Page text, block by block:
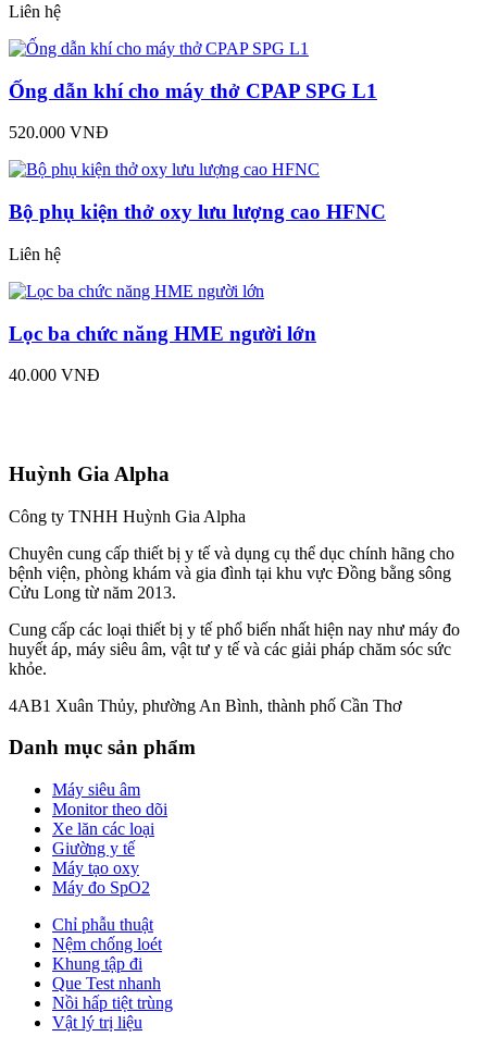
Liên hệ
Ống dẫn khí cho máy thở CPAP SPG L1
520.000 VNĐ
Bộ phụ kiện thở oxy lưu lượng cao HFNC
Liên hệ
Lọc ba chức năng HME người lớn
40.000 VNĐ
Huỳnh Gia Alpha
Công ty TNHH Huỳnh Gia Alpha
Chuyên cung cấp thiết bị y tế và dụng cụ thể dục chính hãng cho
bệnh viện, phòng khám và gia đình tại khu vực Đồng bằng sông
Cửu Long từ năm 2013.
Cung cấp các loại thiết bị y tế phổ biến nhất hiện nay như máy đo
huyết áp, máy siêu âm, vật tư y tế và các giải pháp chăm sóc sức
khỏe.
4AB1 Xuân Thủy, phường An Bình, thành phố Cần Thơ
Danh mục sản phẩm
Máy siêu âm
Monitor theo dõi
Xe lăn các loại
Giường y tế
Máy tạo oxy
Máy đo SpO2
Chỉ phẫu thuật
Nệm chống loét
Khung tập đi
Que Test nhanh
Nồi hấp tiệt trùng
Vật lý trị liệu